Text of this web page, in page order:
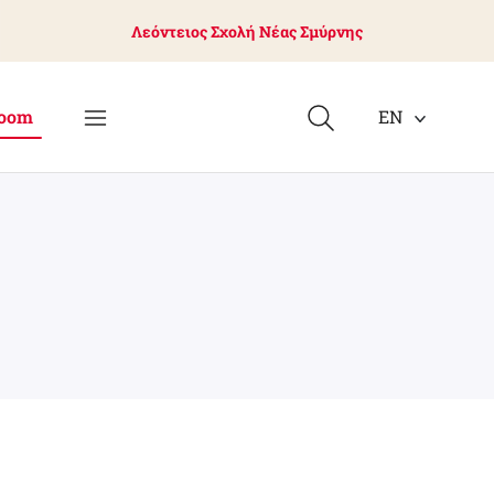
Λεόντειος Σχολή Νέας Σμύρνης
EN